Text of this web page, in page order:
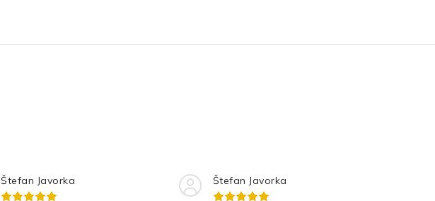
Štefan Javorka Štefan Javorka